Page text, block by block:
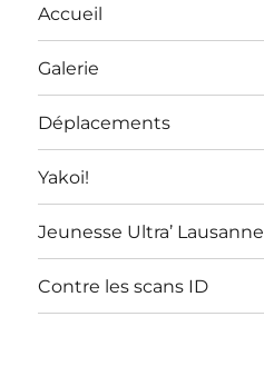
Accueil
Galerie
Déplacements
Yakoi!
Jeunesse Ultra’ Lausanne
Contre les scans ID